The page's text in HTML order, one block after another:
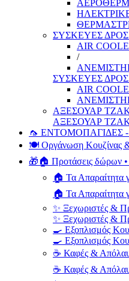
ΣΥΣΚΕΥΕΣ
AIR
/
ΣΥΣΚΕΥΕΣ
AIR
ΑΞΕΣΟΥΑΡ
ΑΞΕΣΟΥΑΡ
🦟
🍽️ Οργάνωση Κουζίνας &
🎁🏠 Προτάσεις δώρων •
🏠 Τα Απαραίτητα
🏠 Τα Απαραίτητα
✨ Ξεχωριστές &
✨ Ξεχωριστές &
🍳 Εξοπλισμός
🍳 Εξοπλισμός
☕ Καφές &
☕ Καφές &